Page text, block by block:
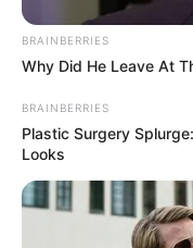
στην έχουν πει
Πότε μπαίνει το
Πότε έχει
Ακολουθήστε το
News
ΤΑ
BRAINBERRIES
Why Did He Leave At
BRAINBERRIES
Plastic Surgery
Looks